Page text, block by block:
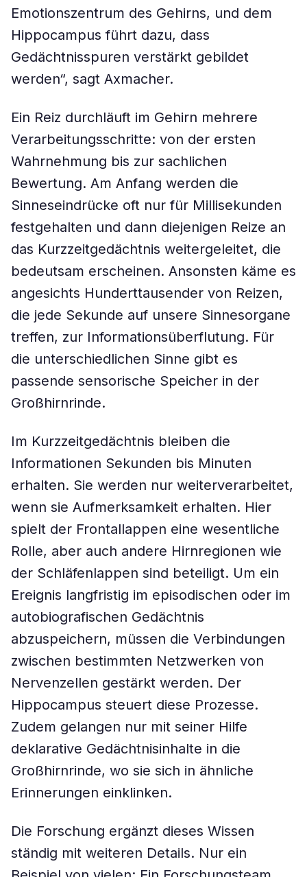
Emotionszentrum des Gehirns, und dem
Hippocampus führt dazu, dass
Gedächtnisspuren verstärkt gebildet
werden“, sagt Axmacher.
Ein Reiz durchläuft im Gehirn mehrere
Verarbeitungsschritte: von der ersten
Wahrnehmung bis zur sachlichen
Bewertung. Am Anfang werden die
Sinneseindrücke oft nur für Millisekunden
festgehalten und dann diejenigen Reize an
das Kurzzeitgedächtnis weitergeleitet, die
bedeutsam erscheinen. Ansonsten käme es
angesichts Hunderttausender von Reizen,
die jede Sekunde auf unsere Sinnesorgane
treffen, zur Informationsüberflutung. Für
die unterschiedlichen Sinne gibt es
passende sensorische Speicher in der
Großhirnrinde.
Im Kurzzeitgedächtnis bleiben die
Informationen Sekunden bis Minuten
erhalten. Sie werden nur weiterverarbeitet,
wenn sie Aufmerksamkeit erhalten. Hier
spielt der Frontallappen eine wesentliche
Rolle, aber auch andere Hirnregionen wie
der Schläfenlappen sind beteiligt. Um ein
Ereignis langfristig im episodischen oder im
autobiografischen Gedächtnis
abzuspeichern, müssen die Verbindungen
zwischen bestimmten Netzwerken von
Nervenzellen gestärkt werden. Der
Hippocampus steuert diese Prozesse.
Zudem gelangen nur mit seiner Hilfe
deklarative Gedächtnisinhalte in die
Großhirnrinde, wo sie sich in ähnliche
Erinnerungen einklinken.
Die Forschung ergänzt dieses Wissen
ständig mit weiteren Details. Nur ein